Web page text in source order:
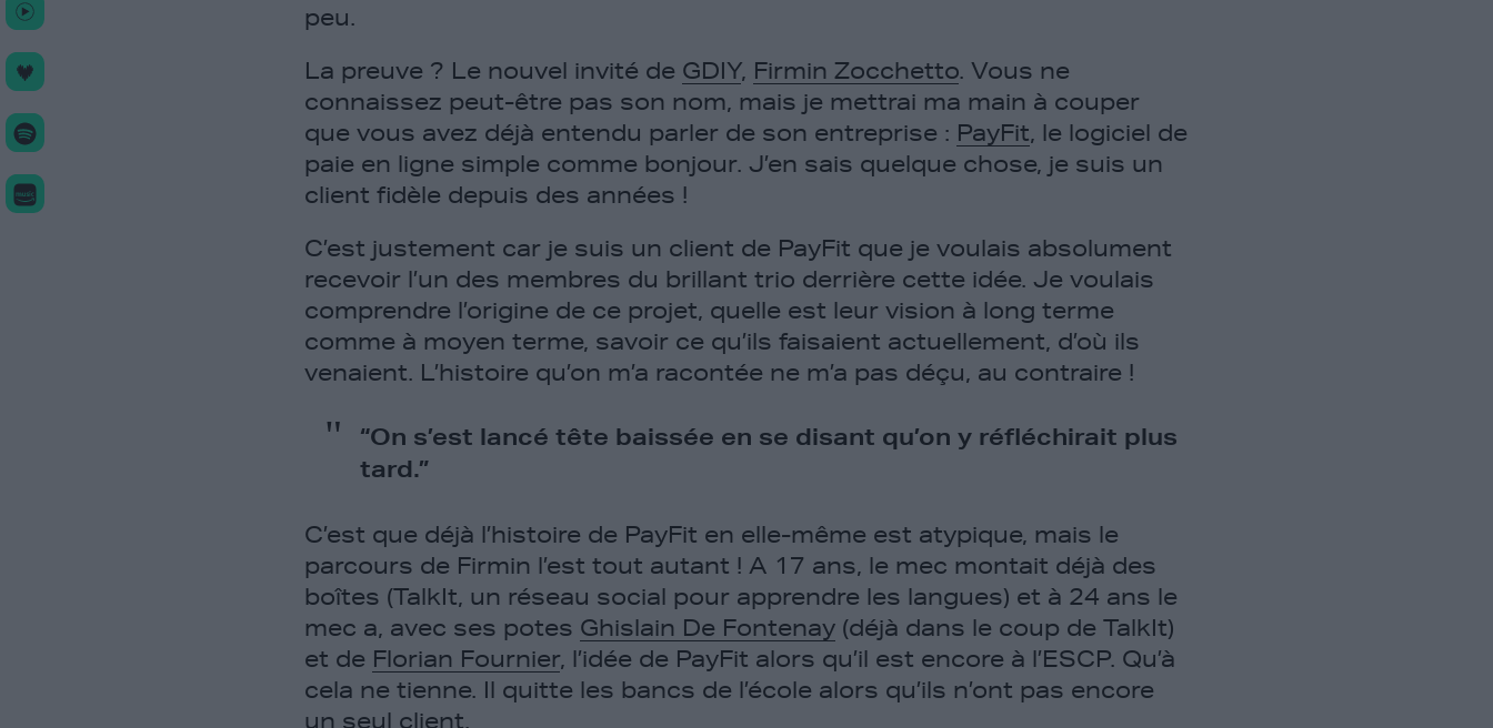
peu.
La preuve ? Le nouvel invité de GDIY, Firmin Zocchetto . Vous ne
connaissez peut-être pas son nom, mais je mettrai ma main à couper
que vous avez déjà entendu parler de son entreprise : PayFit , le logiciel de
paie en ligne simple comme bonjour. J’en sais quelque chose, je suis un
client fidèle depuis des années !
C’est justement car je suis un client de PayFit que je voulais absolument
recevoir l’un des membres du brillant trio derrière cette idée. Je voulais
comprendre l’origine de ce projet, quelle est leur vision à long terme
comme à moyen terme, savoir ce qu’ils faisaient actuellement, d’où ils
venaient. L’histoire qu’on m’a racontée ne m’a pas déçu, au contraire !
“On s’est lancé tête baissée en se disant qu’on y réfléchirait plus
tard.”
C’est que déjà l’histoire de PayFit en elle-même est atypique, mais le
parcours de Firmin l’est tout autant ! A 17 ans, le mec montait déjà des
boîtes (TalkIt, un réseau social pour apprendre les langues) et à 24 ans le
mec a, avec ses potes Ghislain De Fontenay (déjà dans le coup de TalkIt)
et de Florian Fournier , l’idée de PayFit alors qu’il est encore à l’ESCP. Qu’à
cela ne tienne. Il quitte les bancs de l’école alors qu’ils n’ont pas encore
un seul client.